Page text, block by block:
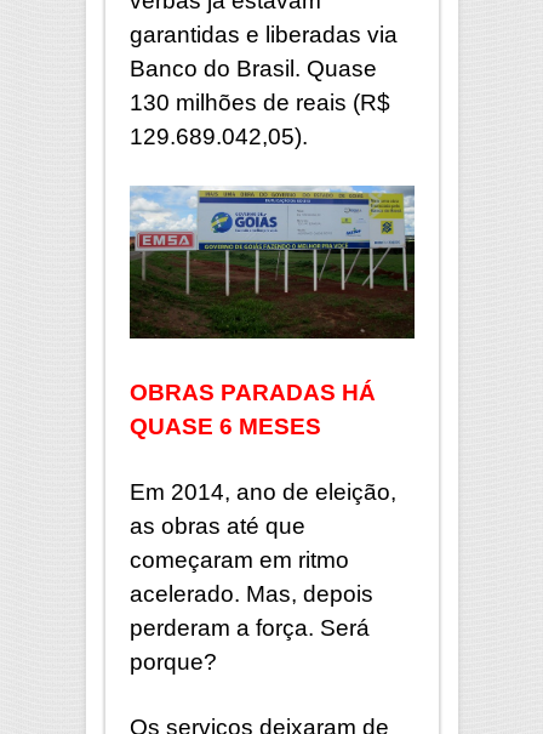
garantidas e liberadas via
Banco do Brasil. Quase
130 milhões de reais (R$
129.689.042,05).
OBRAS PARADAS HÁ
QUASE 6 MESES
Em 2014, ano de eleição,
as obras até que
começaram em ritmo
acelerado. Mas, depois
perderam a força. Será
porque?
Os serviços deixaram de